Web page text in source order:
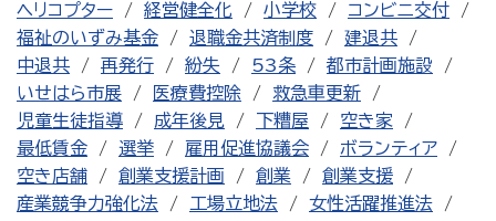
ヘリコプター
経営健全化 小学校
コンビニ交付
福祉のいずみ基金
退職金共済制度
建退共
中退共
再発行 紛失 53条
都市計画施設
いせはら市展
医療費控除
救急車更新
児童生徒指導
成年後見 下糟屋
空き家
最低賃金
選挙 雇用促進協議会
ボランティア
空き店舗
創業支援計画 創業
創業支援
産業競争力強化法
工場立地法
女性活躍推進法